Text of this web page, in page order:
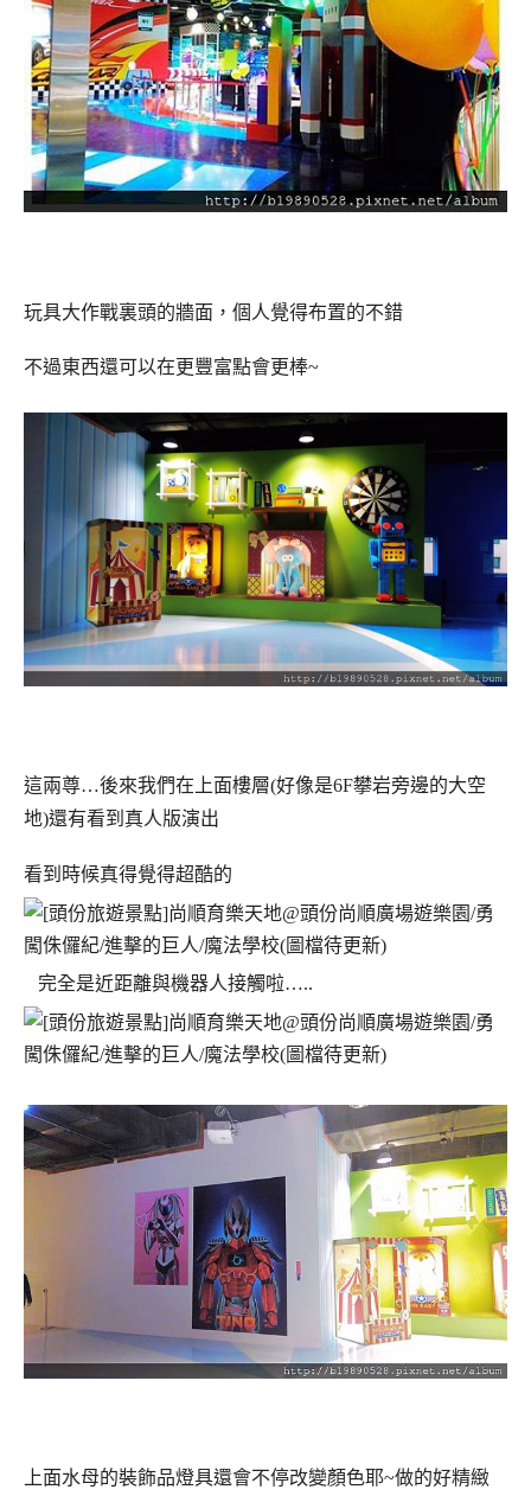
玩具大作戰裏頭的牆面，個人覺得布置的不錯
不過東西還可以在更豐富點會更棒~
這兩尊…後來我們在上面樓層(好像是6F攀岩旁邊的大空
地)還有看到真人版演出
看到時候真得覺得超酷的
完全是近距離與機器人接觸啦…..
上面水母的裝飾品燈具還會不停改變顏色耶~做的好精緻